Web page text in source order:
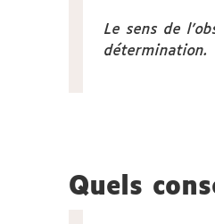
Le sens de
détermination.
Quels